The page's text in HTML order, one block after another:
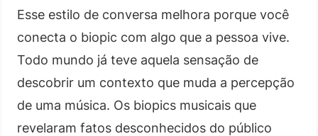
Esse estilo de conversa melhora porque você
conecta o biopic com algo que a pessoa vive.
Todo mundo já teve aquela sensação de
descobrir um contexto que muda a percepção
de uma música. Os biopics musicais que
revelaram fatos desconhecidos do público